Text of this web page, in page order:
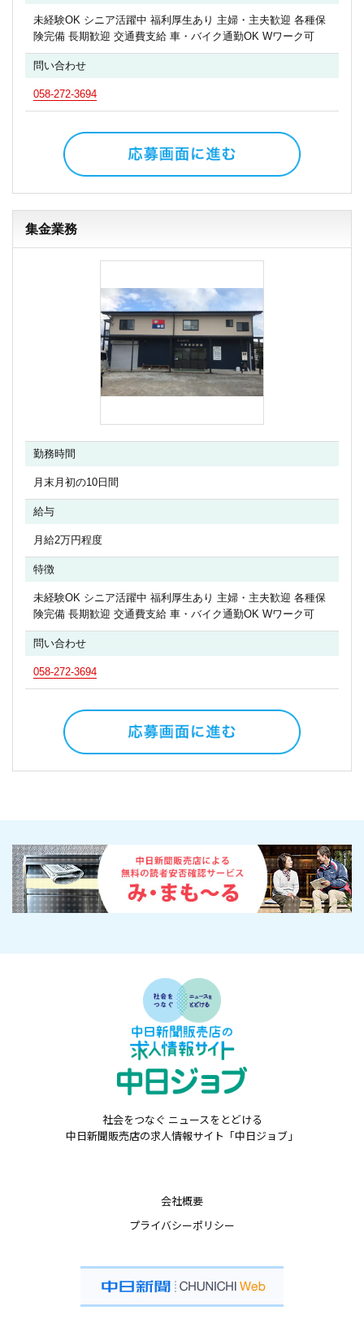
未経験OK シニア活躍中 福利厚生あり 主婦・主夫歓迎 各種保
険完備 長期歓迎 交通費支給 車・バイク通勤OK Wワーク可
問い合わせ
058-272-3694
集金業務
勤務時間
月末月初の10日間
給与
月給2万円程度
特徴
未経験OK シニア活躍中 福利厚生あり 主婦・主夫歓迎 各種保
険完備 長期歓迎 交通費支給 車・バイク通勤OK Wワーク可
問い合わせ
058-272-3694
社会をつなぐ ニュースをとどける
中日新聞販売店の求人情報サイト「中日ジョブ」
会社概要
プライバシーポリシー